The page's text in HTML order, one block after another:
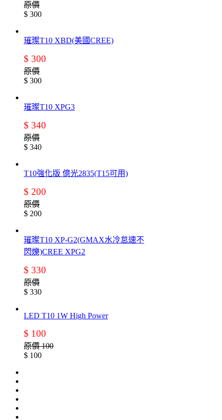
原價
$ 300
璀璨T10 XBD(美國CREE)
$ 300
原價
$ 300
璀璨T10 XPG3
$ 340
原價
$ 340
T10強化版 億光2835(T15可用)
$ 200
原價
$ 200
璀璨T10 XP-G2(GMAX水冷怠速不
閃爍)CREE XPG2
$ 330
原價
$ 330
LED T10 1W High Power
$ 100
原價 100
$ 100